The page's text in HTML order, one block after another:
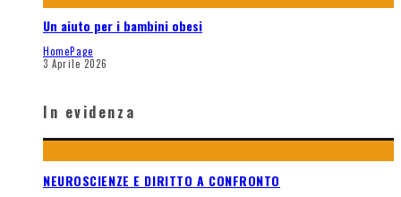
Un aiuto per i bambini obesi
HomePage
3 Aprile 2026
In evidenza
NEUROSCIENZE E DIRITTO A CONFRONTO